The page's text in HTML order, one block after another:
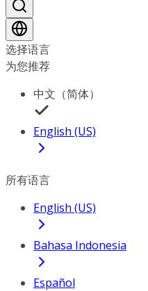
选择语言
为您推荐
中文（简体）
English (US)
所有语言
English (US)
Bahasa Indonesia
Español